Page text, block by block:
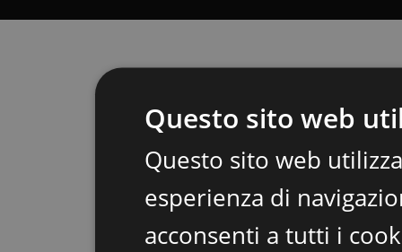
Questo sito web
Questo sito web
esperienza di
acconsenti a tutti i